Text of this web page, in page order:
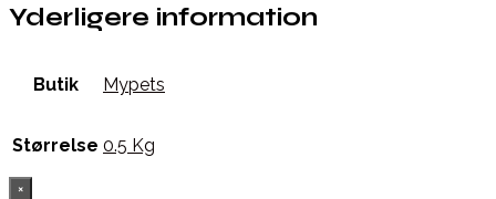
Yderligere information
Butik Mypets
Størrelse 0.5 Kg
×